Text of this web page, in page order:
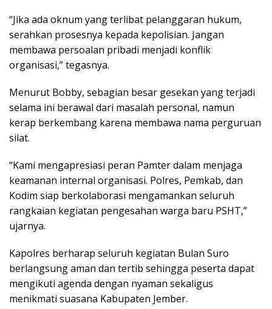
“Jika ada oknum yang terlibat pelanggaran hukum,
serahkan prosesnya kepada kepolisian. Jangan
membawa persoalan pribadi menjadi konflik
organisasi,” tegasnya.
Menurut Bobby, sebagian besar gesekan yang terjadi
selama ini berawal dari masalah personal, namun
kerap berkembang karena membawa nama perguruan
silat.
“Kami mengapresiasi peran Pamter dalam menjaga
keamanan internal organisasi. Polres, Pemkab, dan
Kodim siap berkolaborasi mengamankan seluruh
rangkaian kegiatan pengesahan warga baru PSHT,”
ujarnya.
Kapolres berharap seluruh kegiatan Bulan Suro
berlangsung aman dan tertib sehingga peserta dapat
mengikuti agenda dengan nyaman sekaligus
menikmati suasana Kabupaten Jember.